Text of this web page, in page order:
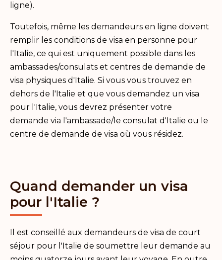
ligne).
Toutefois, même les demandeurs en ligne doivent
remplir les conditions de visa en personne pour
l'Italie, ce qui est uniquement possible dans les
ambassades/consulats et centres de demande de
visa physiques d'Italie. Si vous vous trouvez en
dehors de l'Italie et que vous demandez un visa
pour l'Italie, vous devrez présenter votre
demande via l'ambassade/le consulat d'Italie ou le
centre de demande de visa où vous résidez.
Quand demander un visa
pour l'Italie ?
Il est conseillé aux demandeurs de visa de court
séjour pour l'Italie de soumettre leur demande au